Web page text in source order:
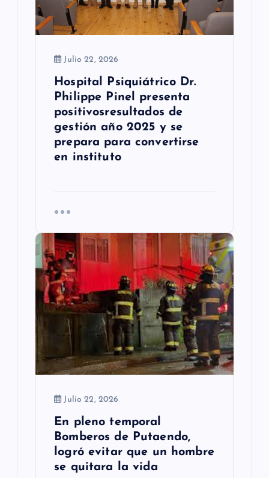
Julio 22, 2026
Hospital Psiquiátrico Dr.
Philippe Pinel presenta
positivosresultados de
gestión año 2025 y se
prepara para convertirse
en instituto
Julio 22, 2026
En pleno temporal
Bomberos de Putaendo,
logró evitar que un hombre
se quitara la vida